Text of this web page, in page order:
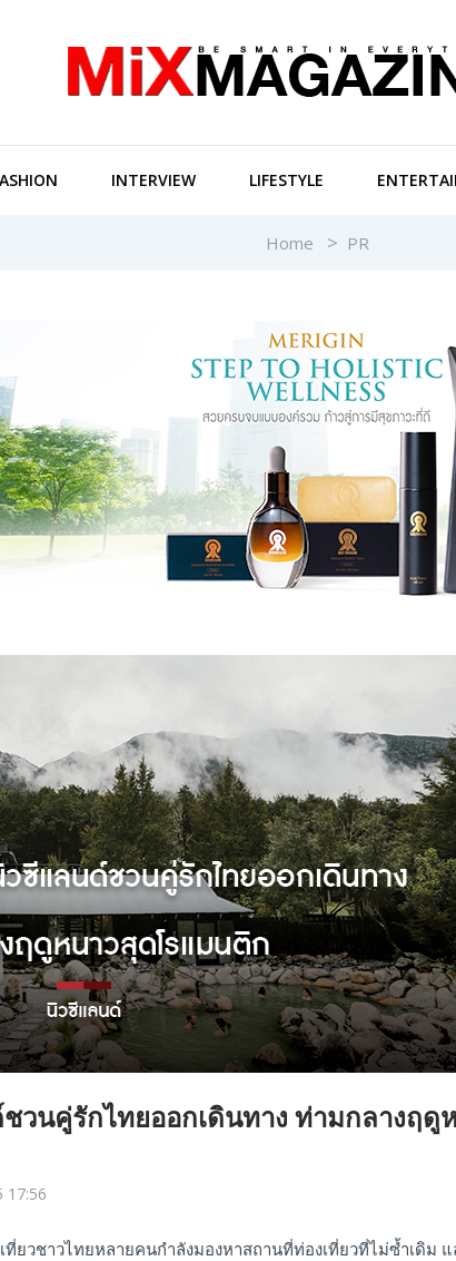
INTERVIEW LIFESTYLE
Home PR
วนคู่รักไทยออกเดินทาง ท่ามกลางฤดู
17:56
ที่ยวชาวไทยหลายคนกำลังมองหาสถานที่ท่องเที่ยวที่ไม่ซ้ำเดิม แ